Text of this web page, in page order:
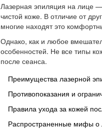
Лазерная эпиляция на лице
чистой коже. В отличие от
многие находят это
Однако, как и любое
особенностей. Не все типы
после сеанса.
Преимущества лазерной
Противопоказания и
Правила ухода за кожей
Распространенные мифы о